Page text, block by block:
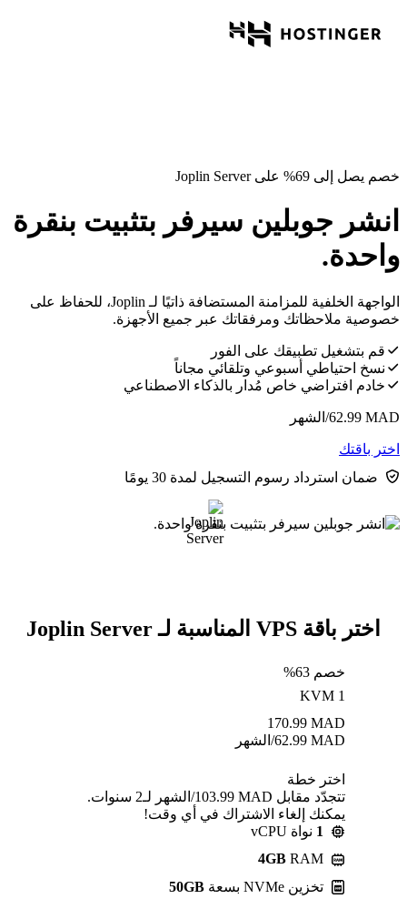
خصم يصل إلى 69% على Joplin Server
انشر جوبلين سيرفر بتثبيت بنقرة
واحدة.
الواجهة الخلفية للمزامنة المستضافة ذاتيًا لـ Joplin، للحفاظ على
خصوصية ملاحظاتك ومرفقاتك عبر جميع الأجهزة.
قم بتشغيل تطبيقك على الفور
نسخ احتياطي أسبوعي وتلقائي مجاناً
خادم افتراضي خاص مُدار بالذكاء الاصطناعي
MAD
62.99/الشهر
اختر باقتك
ضمان استرداد رسوم التسجيل لمدة 30 يومًا
اختر باقة VPS المناسبة لـ Joplin Server
خصم 63%
KVM 1
MAD
170.99
MAD
62.99/الشهر
اختر خطة
تتجدّد مقابل MAD ⁦103.99⁩/الشهر لـ2 سنوات.
يمكنك إلغاء الاشتراك في أي وقت!
1 نواة vCPU
4GB RAM
تخزين NVMe بسعة
50GB